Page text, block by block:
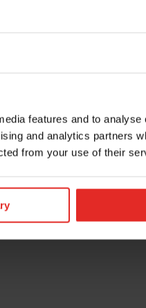
features and to
and analytics partners
from your use of their